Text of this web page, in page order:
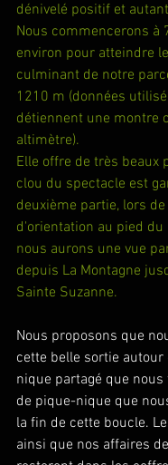
dénivelé positif et
Nous commencerons à
environ pour atteindre
culminant de notre
1210 m (données
détiennent une montre
altimètre).
Elle offre de très beaux
clou du spectacle est
deuxième partie, lors
d'orientation au pied du
nous aurons une vue
depuis La Montagne
Sainte Suzanne.
Nous proposons que
cette belle sortie
nique partagé que
de pique-nique que
la fin de cette boucle.
ainsi que nos affaires